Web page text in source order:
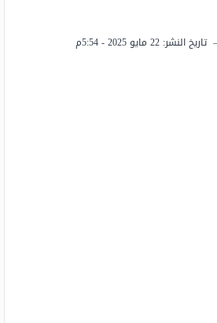
– تاريخ النشر: 22 مايو 2025 - 5:54م